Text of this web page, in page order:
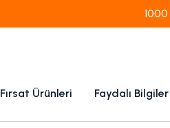
Fırsat Ürünleri Faydalı Bilgiler